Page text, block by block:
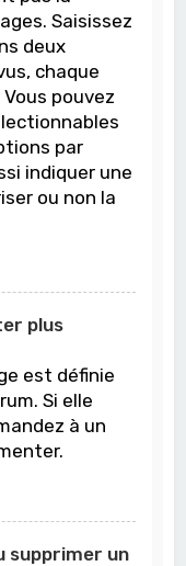
Saisissez
deux
chaque
pouvez
par
indiquer une
ou non la
plus
est définie
Si elle
à un
supprimer un